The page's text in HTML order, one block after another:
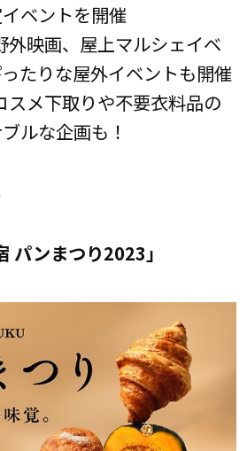
ベントを開催
映画、屋上マルシェイベ
たりな屋外イベントも開催
メ下取りや不要衣料品の
ルな企画も！
パンまつり2023」